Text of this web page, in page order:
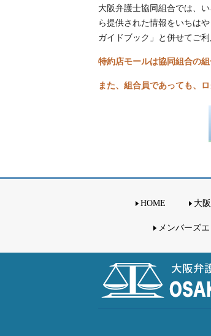
大阪弁護士協同組合では、
ら提供された情報をいちは
ガイドブック」と併せてご利
特約店モールは協同組合の
また、組合員であっても、
HOME 大
メンバーズ